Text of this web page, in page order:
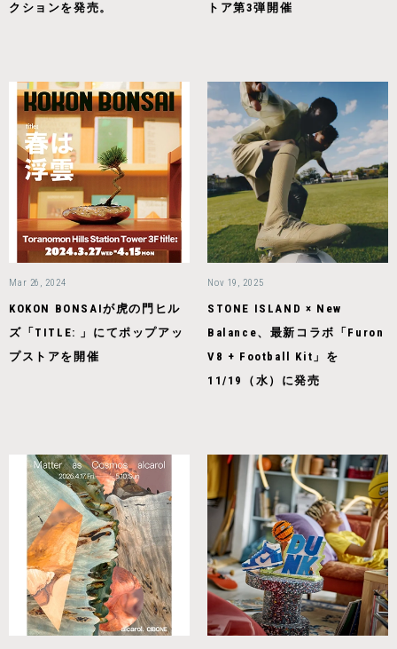
クションを発売。
トア第3弾開催
Mar 26, 2024
KOKON BONSAIが虎の門ヒル
ズ「TITLE: 」にてポップアッ
プストアを開催
Nov 19, 2025
STONE ISLAND × New
Balance、最新コラボ「Furon
V8 + Football Kit」を
11/19（水）に発売